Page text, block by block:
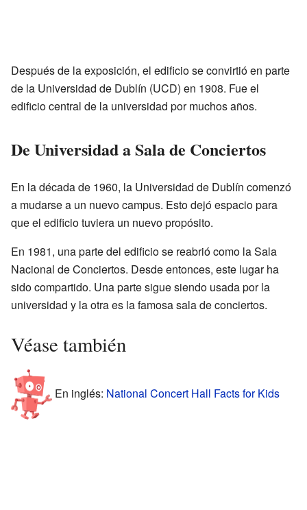
Después de la exposición, el edificio se convirtió en parte
de la Universidad de Dublín (UCD) en 1908. Fue el
edificio central de la universidad por muchos años.
De Universidad a Sala de Conciertos
En la década de 1960, la Universidad de Dublín comenzó
a mudarse a un nuevo campus. Esto dejó espacio para
que el edificio tuviera un nuevo propósito.
En 1981, una parte del edificio se reabrió como la Sala
Nacional de Conciertos. Desde entonces, este lugar ha
sido compartido. Una parte sigue siendo usada por la
universidad y la otra es la famosa sala de conciertos.
Véase también
En inglés: National Concert Hall Facts for Kids